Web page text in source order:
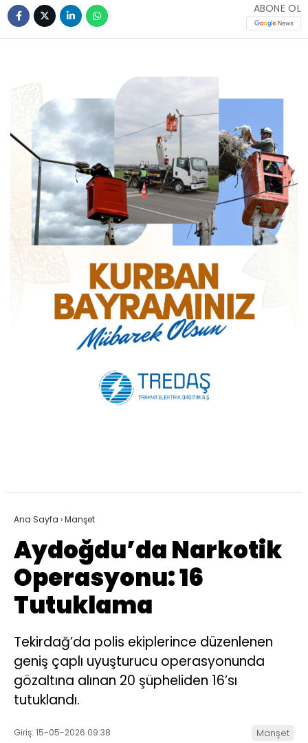
ABONE OL
Ana Sayfa ›Manşet
Aydoğdu’da Narkotik
Operasyonu: 16
Tutuklama
Tekirdağ’da polis ekiplerince düzenlenen
geniş çaplı uyuşturucu operasyonunda
gözaltına alınan 20 şüpheliden 16’sı
tutuklandı.
Giriş: 15-05-2026 09:38 Manşet